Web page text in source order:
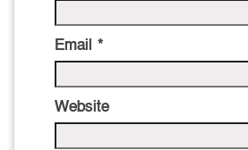
Email *
Website